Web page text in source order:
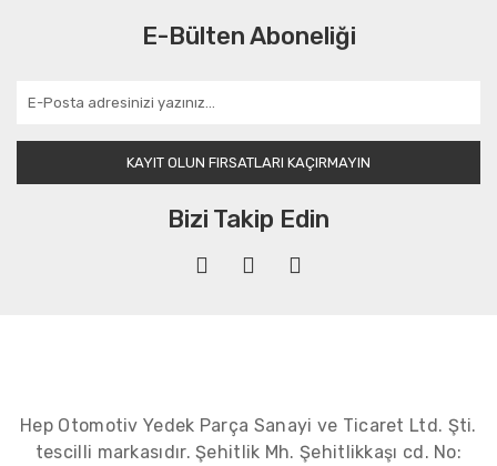
E-Bülten Aboneliği
KAYIT OLUN FIRSATLARI KAÇIRMAYIN
Bizi Takip Edin
Hep Otomotiv Yedek Parça Sanayi ve Ticaret Ltd. Şti.
tescilli markasıdır. Şehitlik Mh. Şehitlikkaşı cd. No: